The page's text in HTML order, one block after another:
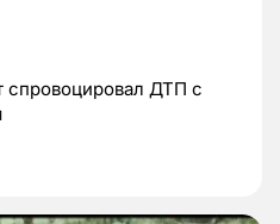
спровоцировал ДТП с